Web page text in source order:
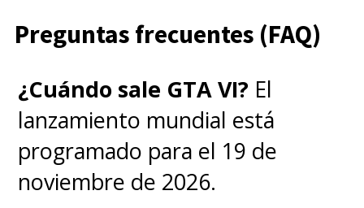
solo una excusa para dar el
Hoy pueden revivir la primera
temporada del live-action y gran
parte de los episodios del anime
Preguntas frecuentes (FAQ)
¿Cuándo sale GTA VI? El
lanzamiento mundial está
programado para el 19 de
noviembre de 2026.